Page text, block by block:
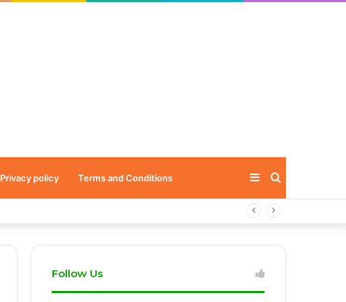
Privacy policy Terms and Conditions Sidebar
Follow Us